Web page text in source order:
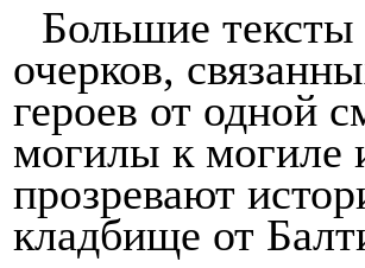
Большие тексты
очерков,
героев от одной
могилы к мо­гиле
прозревают
кладбище от